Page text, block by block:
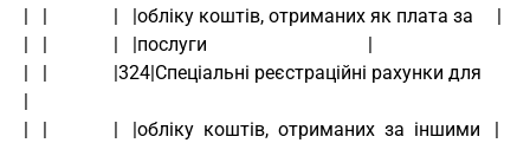
|   |              |   |обліку коштів, отриманих як плата за     |
|   |              |   |послуги                                  |
|   |              |324|Спеціальні реєстраційні рахунки для
|
|   |              |   |обліку  коштів,  отриманих  за  іншими   |